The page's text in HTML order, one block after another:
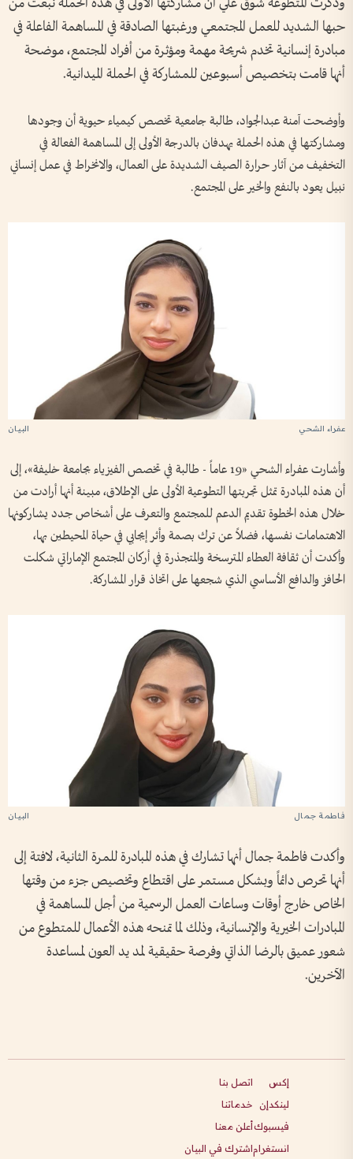
حبها الشديد للعمل المجتمعي ورغبتها الصادقة في المساهمة الفاعلة في
مبادرة إنسانية تخدم شريحة مهمة ومؤثرة من أفراد المجتمع، موضحة
أنها قامت بتخصيص أسبوعين للمشاركة في الحملة الميدانية.
وأوضحت آمنة عبدالجواد، طالبة جامعية تخصص كيمياء حيوية أن وجودها
ومشاركتها في هذه الحملة يهدفان بالدرجة الأولى إلى المساهمة الفعالة في
التخفيف من آثار حرارة الصيف الشديدة على العمال، والانخراط في عمل إنساني
نبيل يعود بالنفع والخير على المجتمع.
عفراء الشحي
وأشارت عفراء الشحي «19 عاماً - طالبة في تخصص الفيزياء بجامعة خليفة»، إلى
أن هذه المبادرة تمثل تجربتها التطوعية الأولى على الإطلاق، مبينة أنها أرادت من
خلال هذه الخطوة تقديم الدعم للمجتمع والتعرف على أشخاص جدد يشاركونها
الاهتمامات نفسها، فضلاً عن ترك بصمة وأثر إيجابي في حياة المحيطين بها،
وأكدت أن ثقافة العطاء المترسخة والمتجذرة في أركان المجتمع الإماراتي شكلت
الحافز والدافع الأساسي الذي شجعها على اتخاذ قرار المشاركة.
فاطمة جمال
وأكدت فاطمة جمال أنها تشارك في هذه المبادرة للمرة الثانية، لافتة إلى
أنها تحرص دائماً وبشكل مستمر على اقتطاع وتخصيص جزء من وقتها
الخاص خارج أوقات وساعات العمل الرسمية من أجل المساهمة في
المبادرات الخيرية والإنسانية، وذلك لما تمنحه هذه الأعمال للمتطوع من
شعور عميق بالرضا الذاتي وفرصة حقيقية لمد يد العون لمساعدة
الآخرين.
إكس
لينكدإن
فيسبوك
انستغرام
اتصل بنا
خدماتنا
أعلن معنا
اشترك في البيان